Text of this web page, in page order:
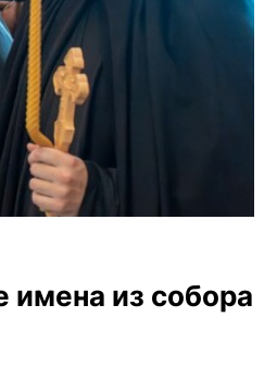
из собора